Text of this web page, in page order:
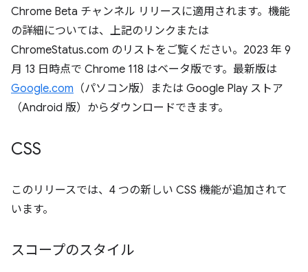
Chrome Beta チャンネル リリースに適用されます。機能
の詳細については、上記のリンクまたは
ChromeStatus.com のリストをご覧ください。2023 年 9
月 13 日時点で Chrome 118 はベータ版です。最新版は
Google.com （パソコン版）または Google Play ストア
（Android 版）からダウンロードできます。
CSS
このリリースでは、4 つの新しい CSS 機能が追加されて
います。
スコープのスタイル